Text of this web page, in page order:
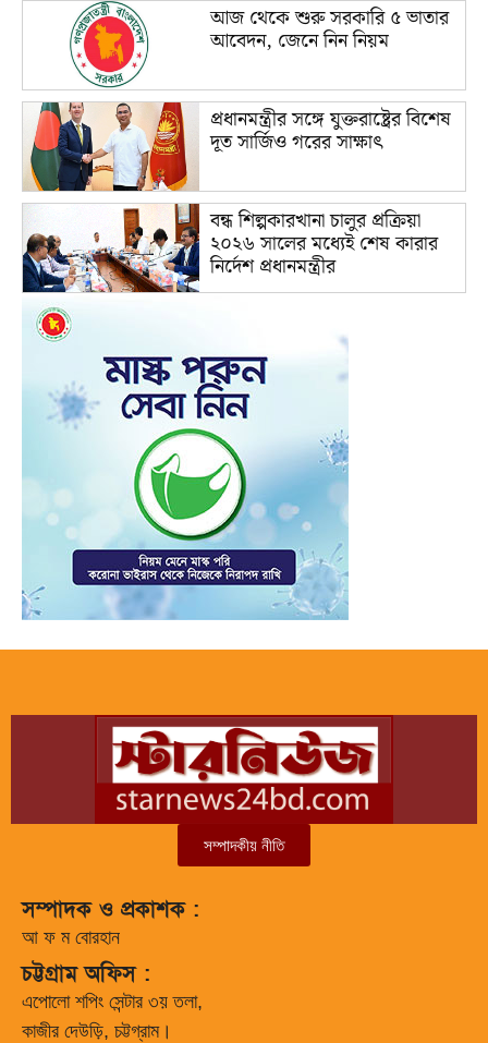
আজ থেকে শুরু সরকারি ৫ ভাতার
আবেদন, জেনে নিন নিয়ম
প্রধানমন্ত্রীর সঙ্গে যুক্তরাষ্ট্রের বিশেষ
দূত সার্জিও গরের সাক্ষাৎ
বন্ধ শিল্পকারখানা চালুর প্রক্রিয়া
২০২৬ সালের মধ্যেই শেষ কারার
নির্দেশ প্রধানমন্ত্রীর
সম্পাদকীয় নীতি
সম্পাদক ও প্রকাশক :
আ ফ ম বোরহান
চট্টগ্রাম অফিস :
এপোলো শপিং সেন্টার ৩য় তলা,
কাজীর দেউড়ি, চট্টগ্রাম।